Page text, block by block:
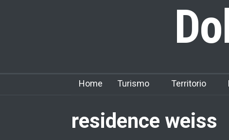
Home Turismo Territorio
residence weiss